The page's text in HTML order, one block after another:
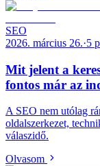
SEO
2026. március 26.·5
Mit jelent a
fontos már az
A SEO nem utólag
oldalszerkezet,
válaszidő.
Olvasom